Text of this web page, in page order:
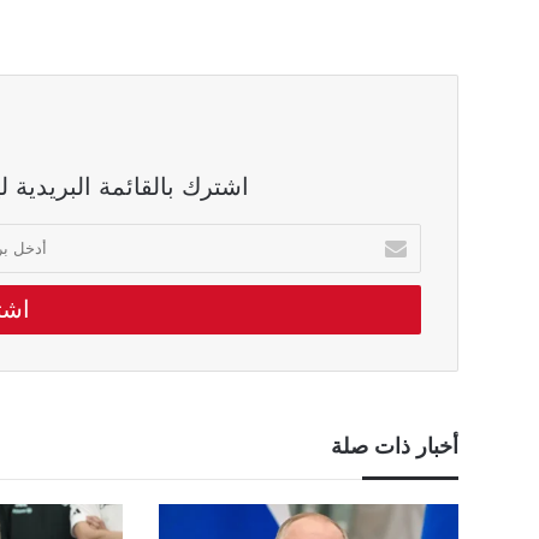
اشترك بالقائمة
أدخل
بريدك
الالكتروني
أخبار ذات صلة